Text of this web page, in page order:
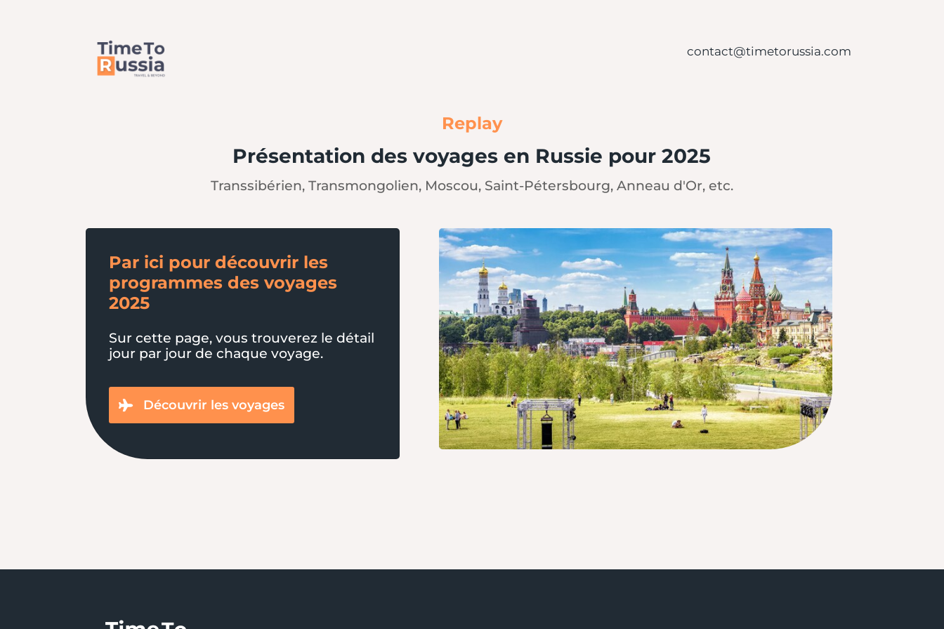
contact@timetorussia.com
Replay
Présentation des voyages en Russie pour 2025
Transsibérien, Transmongolien, Moscou, Saint-Pétersbourg, Anneau d'Or, etc.
Par ici pour découvrir les
programmes des voyages
2025
Sur cette page, vous trouverez le détail
jour par jour de chaque voyage.
Découvrir les voyages